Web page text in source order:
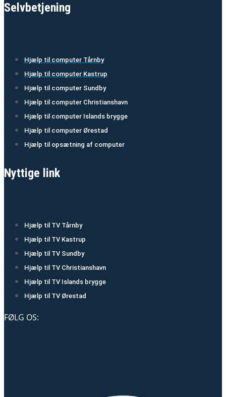
Selvbetjening
Hjælp til computer Tårnby
Hjælp til computer Kastrup
Hjælp til computer Sundby
Hjælp til computer Christianshavn
Hjælp til computer Islands brygge
Hjælp til computer Ørestad
Hjælp til opsætning af computer
Nyttige link
Hjælp til TV Tårnby
Hjælp til TV Kastrup
Hjælp til TV Sundby
Hjælp til TV Christianshavn
Hjælp til TV Islands brygge
Hjælp til TV Ørestad
FØLG OS: